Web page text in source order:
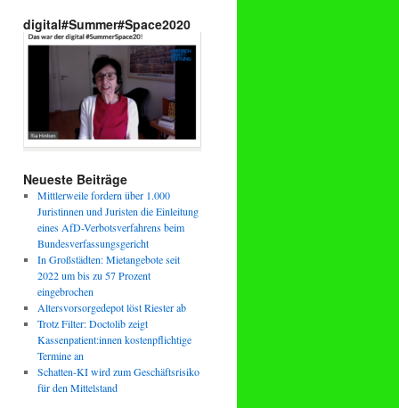
digital#Summer#Space2020
Neueste Beiträge
Mittlerweile fordern über 1.000
Juristinnen und Juristen die Einleitung
eines AfD-Verbotsverfahrens beim
Bundesverfassungsgericht
In Großstädten: Mietangebote seit
2022 um bis zu 57 Prozent
eingebrochen
Altersvorsorgedepot löst Riester ab
Trotz Filter: Doctolib zeigt
Kassenpatient:innen kostenpflichtige
Termine an
Schatten-KI wird zum Geschäftsrisiko
für den Mittelstand